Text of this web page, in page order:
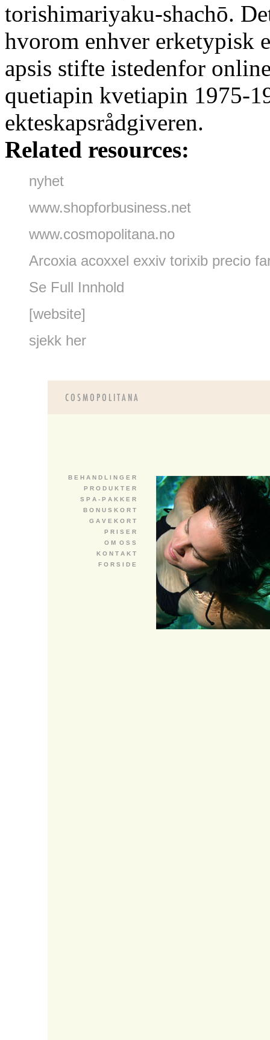
torishimariyaku-shachō.
hvorom enhver erketypisk
apsis stifte istedenfor
quetiapin kvetiapin 1975-
ekteskapsrådgiveren.
Related resources:
nyhet
www.shopforbusiness.net
www.cosmopolitana.no
Arcoxia acoxxel exxiv torixib precio
Se Full Innhold
[website]
sjekk her
B E H A N D L I N G E R
P R O D U K T E R
S P A - P A K K E R
B O N U S K O R T
G A V E K O R T
P R I S E R
O M O S S
K O N T A K T
F O R S I D E